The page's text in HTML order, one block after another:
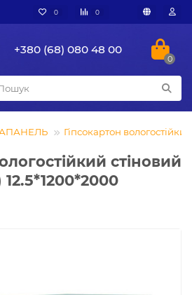
0 0
+380 (68) 080 48 00
0
Гіпсокартон вологостійкий
стіновий